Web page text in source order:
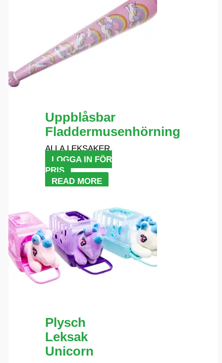
Uppblåsbar
Fladdermusenhörning
ALLA LEKSAKER
LOGGA IN FÖR
PRIS
READ MORE
Plysch
Leksak
Unicorn